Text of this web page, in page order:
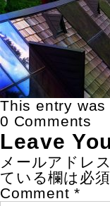
This entry
0 Comments
Leave
メールアドレ
ている欄は必
Comment *